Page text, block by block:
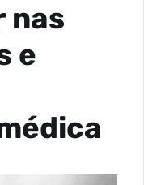
nas
e